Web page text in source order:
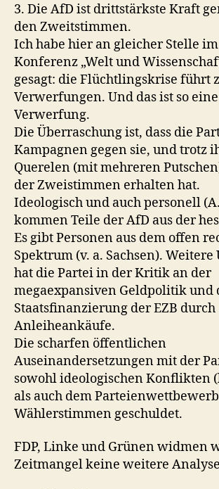
3. Die AfD ist drittstärkste Kraft
den Zweitstimmen.
Ich habe hier an gleicher Stelle
Konferenz „Welt und
gesagt: die Flüchtlingskrise führt
Verwerfungen. Und das ist so
Verwerfung.
Die Überraschung ist, dass die
Kampagnen gegen sie, und trotz
Querelen (mit mehreren
der Zweistimmen erhalten hat.
Ideologisch und auch personell
kommen Teile der AfD aus der
Es gibt Personen aus dem offen
Spektrum (v. a. Sachsen). Weitere
hat die Partei in der Kritik an der
megaexpansiven Geldpolitik und
Staatsfinanzierung der EZB durch
Anleiheankäufe.
Die scharfen öffentlichen
Auseinandersetzungen mit der
sowohl ideologischen Konflikten
als auch dem
Wählerstimmen geschuldet.
FDP, Linke und Grünen widmen
Zeitmangel keine weitere